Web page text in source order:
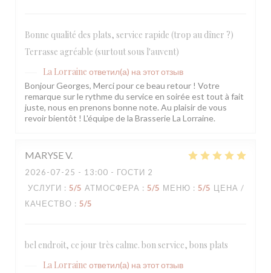
Bonne qualité des plats, service rapide (trop au dîner ?)
Terrasse agréable (surtout sous l'auvent)
La Lorraine ответил(а) на этот отзыв
Bonjour Georges, Merci pour ce beau retour ! Votre
remarque sur le rythme du service en soirée est tout à fait
juste, nous en prenons bonne note. Au plaisir de vous
revoir bientôt ! L'équipe de la Brasserie La Lorraine.
MARYSEV
2026-07-25 - 13:00 - ГОСТИ 2
УСЛУГИ : 5/5 АТМОСФЕРА : 5/5 МЕНЮ : 5/5 ЦЕНА /
КАЧЕСТВО : 5/5
bel endroit, ce jour très calme. bon service, bons plats
La Lorraine ответил(а) на этот отзыв